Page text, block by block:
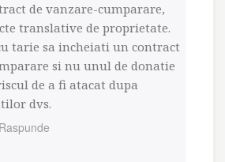
de vanzare-cumparare,
translative de proprietate.
tarie sa incheiati un contract
si nu unul de donatie
de a fi atacat dupa
dvs.
Raspunde